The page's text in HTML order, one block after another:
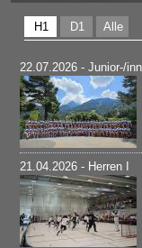
H1 D1 Alle
22.07.2026 - Junior-/
21.04.2026 - Herren I